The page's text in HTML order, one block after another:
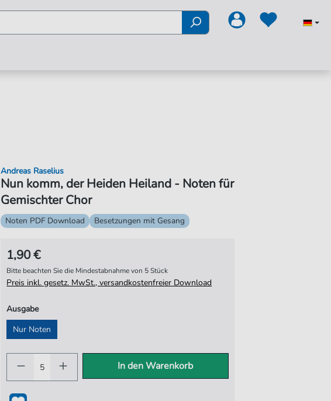
Nun komm, der Heiden Heiland - Noten für
Gemischter Chor
Andreas Raselius
Noten PDF Download Besetzungen mit Gesang
1,90 €
Bitte beachten Sie die Mindestabnahme von 5 Stück
Preis inkl. gesetz. MwSt., versandkostenfreier Download
Ausgabe
Nur Noten
In den Warenkorb